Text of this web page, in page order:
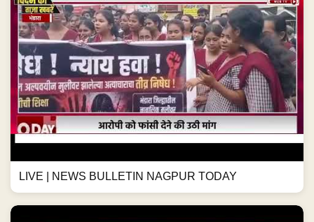
LIVE | NEWS BULLETIN NAGPUR TODAY